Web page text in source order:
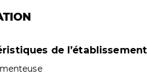
de l’établissement